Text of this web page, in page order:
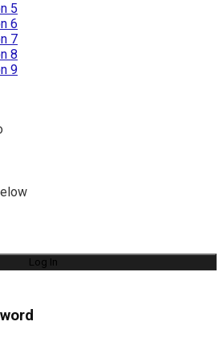
5
6
7
8
9